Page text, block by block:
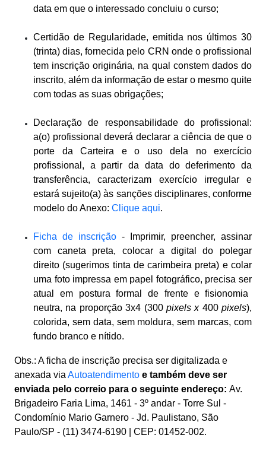
data em que o interessado concluiu o curso;
Certidão de Regularidade, emitida nos últimos 30
(trinta) dias, fornecida pelo CRN onde o profissional
tem inscrição originária, na qual constem dados do
inscrito, além da informação de estar o mesmo quite
com todas as suas obrigações;
Declaração de responsabilidade do profissional:
a(o) profissional deverá declarar a ciência de que o
porte da Carteira e o uso dela no exercício
profissional, a partir da data do deferimento da
transferência, caracterizam exercício irregular e
estará sujeito(a) às sanções disciplinares, conforme
modelo do Anexo: Clique aqui.
Ficha de inscrição - Imprimir, preencher, assinar
com caneta preta, colocar a digital do polegar
direito (sugerimos tinta de carimbeira preta) e colar
uma foto impressa em papel fotográfico, precisa ser
atual em postura formal de frente e fisionomia
neutra, na proporção 3x4 (300 pixels x400 pixels),
colorida, sem data, sem moldura, sem marcas, com
fundo branco e nítido.
Obs.: A ficha de inscrição precisa ser digitalizada e
anexada via Autoatendimento e também deve ser
enviada pelo correio para o seguinte endereço: Av.
Brigadeiro Faria Lima, 1461 - 3º andar - Torre Sul -
Condomínio Mario Garnero - Jd. Paulistano, São
Paulo/SP - (11) 3474-6190 | CEP: 01452-002.